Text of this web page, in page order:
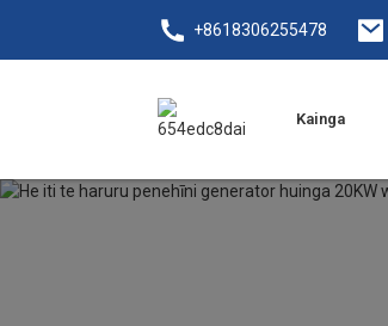
+8618306255478
Kainga